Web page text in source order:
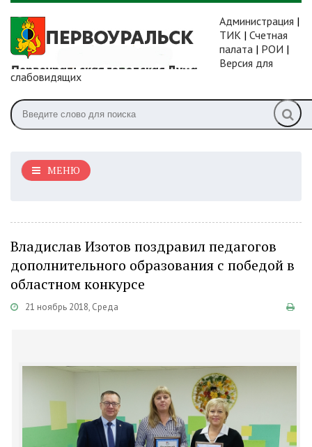
Администрация |
ТИК | Счетная
палата | РОИ |
Версия для
слабовидящих
МЕНЮ
Владислав Изотов поздравил педагогов
дополнительного образования с победой в
областном конкурсе
21 ноябрь 2018, Среда